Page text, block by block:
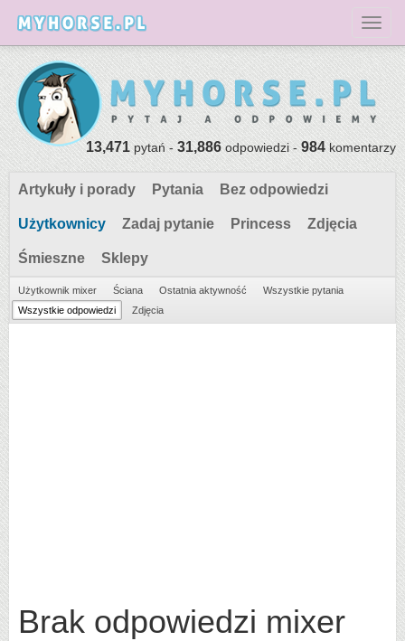
13,471pytań -31,886odpowiedzi -984komentarzy
Artykuły i porady Pytania Bez odpowiedzi
Użytkownicy Zadaj pytanie Princess Zdjęcia
Śmieszne Sklepy
Użytkownik mixer Ściana Ostatnia aktywność
Wszystkie pytania
Wszystkie odpowiedzi
Zdjęcia
Brak odpowiedzi mixer